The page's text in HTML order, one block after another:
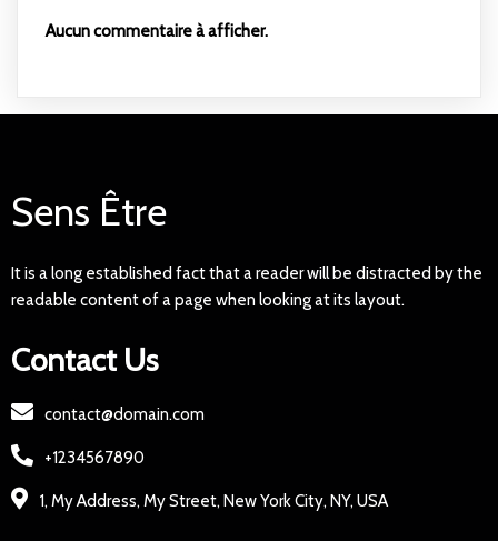
Aucun commentaire à afficher.
Sens Être
It is a long established fact that a reader will be distracted by the
readable content of a page when looking at its layout.
Contact Us
contact@domain.com
+1234567890
1, My Address, My Street, New York City, NY, USA